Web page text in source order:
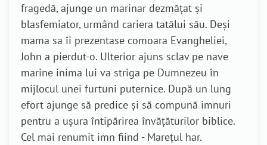
fragedă, ajunge un marinar dezmățat și
blasfemiator, urmând cariera tatălui său. Deși
mama sa îi prezentase comoara Evangheliei,
John a pierdut-o. Ulterior ajuns sclav pe nave
marine inima lui va striga pe Dumnezeu în
mijlocul unei furtuni puternice. După un lung
efort ajunge să predice și să compună imnuri
pentru a ușura întipărirea învățăturilor biblice.
Cel mai renumit imn fiind - Marețul har.